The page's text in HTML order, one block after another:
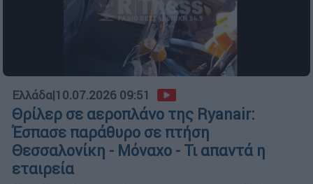
Ελλάδα|10.07.2026 09:51
Θρίλερ σε αεροπλάνο της Ryanair:
Έσπασε παράθυρο σε πτήση
Θεσσαλονίκη - Μόναχο - Τι απαντά η
εταιρεία